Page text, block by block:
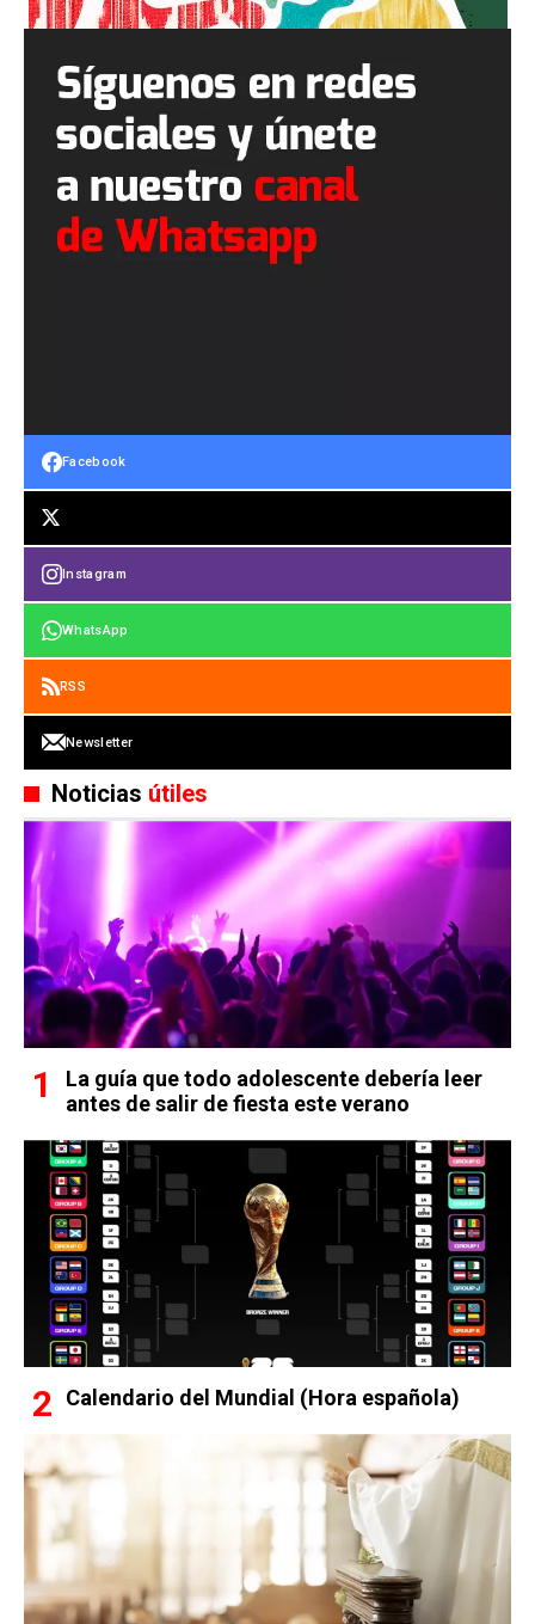
Facebook
Instagram
WhatsApp
RSS
Newsletter
Noticias útiles
La guía que todo adolescente debería leer
antes de salir de fiesta este verano
Calendario del Mundial (Hora española)